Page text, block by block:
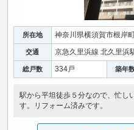
所在地 神奈川県横須賀市根岸
交通 京急久里浜線 北久里浜
総戸数 334戸 築年
駅から平坦徒歩５分なので、忙し
す。リフォーム済みです。